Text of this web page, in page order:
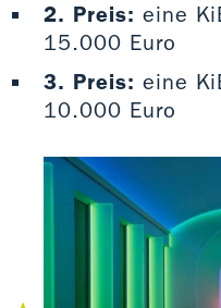
2. Preis: eine
15.000 Euro
3. Preis: eine
10.000 Euro